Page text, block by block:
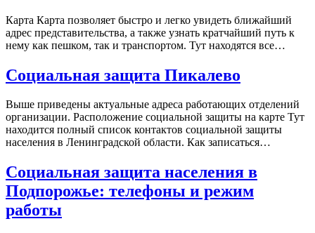
Карта Карта позволяет быстро и легко увидеть ближайший
адрес представительства, а также узнать кратчайший путь к
нему как пешком, так и транспортом. Тут находятся все…
Социальная защита Пикалево
Выше приведены актуальные адреса работающих отделений
организации. Расположение социальной защиты на карте Тут
находится полный список контактов социальной защиты
населения в Ленинградской области. Как записаться…
Социальная защита населения в
Подпорожье: телефоны и режим
работы